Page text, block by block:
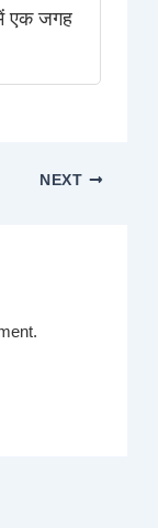
एक जगह
NEXT